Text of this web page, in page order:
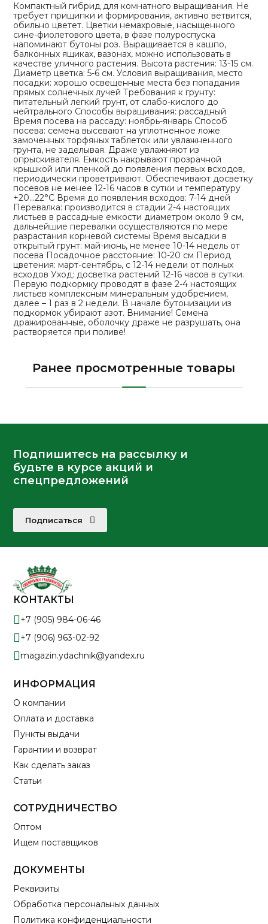
Компактный гибрид для комнатного выращивания. Не
требует прищипки и формирования, активно ветвится,
обильно цветет. Цветки немахровые, насыщенного
сине-фиолетового цвета, в фазе полуроспуска
напоминают бутоны роз. Выращивается в кашпо,
балконных ящиках, вазонах, можно использовать в
качестве уличного растения. Высота растения: 13-15 см.
Диаметр цветка: 5-6 см. Условия выращивания, место
посадки: хорошо освещенные места без попадания
прямых солнечных лучей Требования к грунту:
питательный легкий грунт, от слабо-кислого до
нейтрального Способы выращивания: рассадный
Время посева на рассаду: ноябрь-январь Способ
посева: семена высевают на уплотненное ложе
замоченных торфяных таблеток или увлажненного
грунта, не заделывая. Драже увлажняют из
опрыскивателя. Емкость накрывают прозрачной
крышкой или пленкой до появления первых всходов,
периодически проветривают. Обеспечивают досветку
посевов не менее 12-16 часов в сутки и температуру
+20…22°С Время до появления всходов: 7-14 дней
Перевалка: производится в стадии 2-4 настоящих
листьев в рассадные емкости диаметром около 9 см,
дальнейшие перевалки осуществляются по мере
разрастания корневой системы Время высадки в
открытый грунт: май-июнь, не менее 10-14 недель от
посева Посадочное расстояние: 10-20 см Период
цветения: март-сентябрь, с 12-14 недели от полных
всходов Уход: досветка растений 12-16 часов в сутки.
Первую подкормку проводят в фазе 2-4 настоящих
листьев комплексным минеральным удобрением,
далее – 1 раз в 2 недели. В начале бутонизации из
подкормок убирают азот. Внимание! Семена
дражированные, оболочку драже не разрушать, она
растворяется при поливе!
Ранее просмотренные товары
Подпишитесь на рассылку и
будьте в курсе акций и
спецпредложений
Подписаться
КОНТАКТЫ
+7 (905) 984-06-46
+7 (906) 963-02-92
magazin.ydachnik@yandex.ru
ИНФОРМАЦИЯ
О компании
Оплата и доставка
Пункты выдачи
Гарантии и возврат
Как сделать заказ
Статьи
СОТРУДНИЧЕСТВО
Оптом
Ищем поставщиков
ДОКУМЕНТЫ
Реквизиты
Обработка персональных данных
Политика конфиденциальности